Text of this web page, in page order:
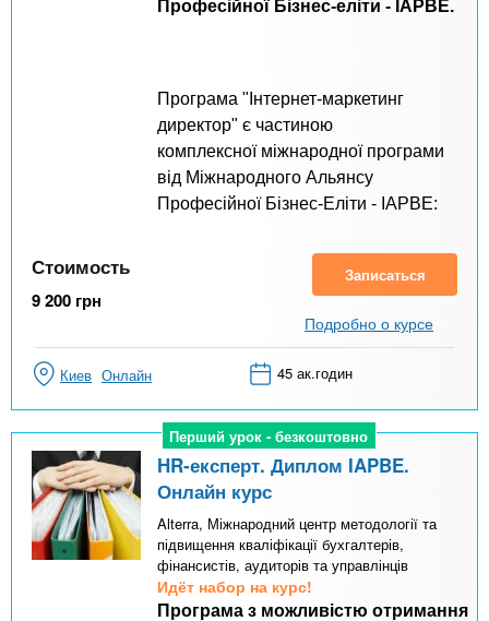
Професійної Бізнес-еліти - IAPBE.
Програма "Інтернет-маркетинг
директор" є частиною
комплексної міжнародної програми
від Міжнародного Альянсу
Професійної Бізнес-Еліти - IAPBE:
Стоимость
9 200 грн
Записаться
Подробно о курсе
Киев Онлайн 45 ак.годин
Перший урок - безкоштовно
Перший урок - безкоштовно
HR-експерт. Диплом IAPBE.
Онлайн курс
Alterra, Міжнародний центр методології та
підвищення кваліфікації бухгалтерів,
фінансистів, аудиторів та управлінців
Идёт набор на курс!
Програма з можливістю отримання